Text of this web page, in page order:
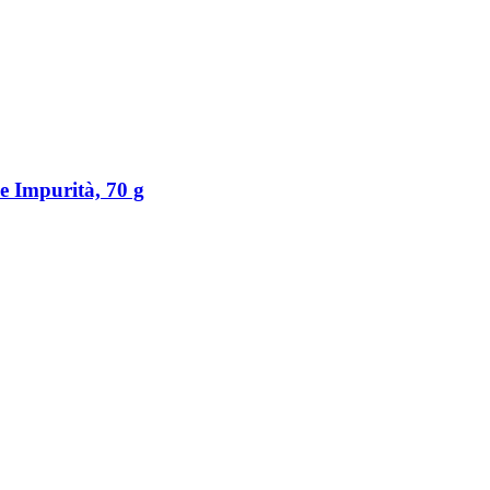
Impurità, 70 g